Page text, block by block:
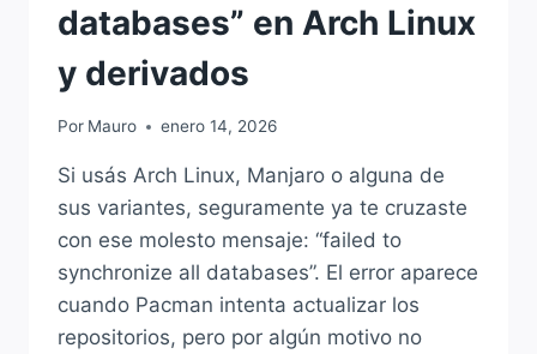
databases” en Arch Linux
y derivados
Por Mauro enero 14, 2026
Si usás Arch Linux, Manjaro o alguna de
sus variantes, seguramente ya te cruzaste
con ese molesto mensaje: “failed to
synchronize all databases”. El error aparece
cuando Pacman intenta actualizar los
repositorios, pero por algún motivo no